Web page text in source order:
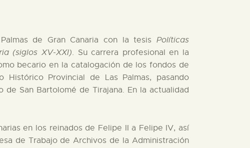
de Gran Canaria con la tesis Políticas
(siglos XV-XXI). Su carrera profesional en la
becario en la catalogación de los fondos de
Provincial de Las Palmas, pasando
San Bartolomé de Tirajana. En la actualidad
en los reinados de Felipe II a Felipe IV, así
de Trabajo de Archivos de la Administración